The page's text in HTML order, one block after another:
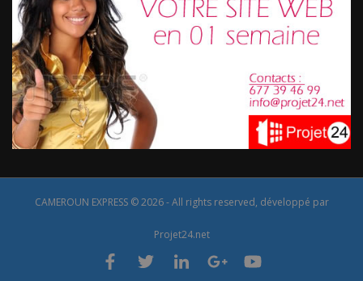
CAMEROUN EXPRESS © 2026 - All rights reserved, développé par
Projet24.net